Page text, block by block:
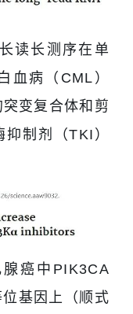
读长测序在单
血病（CML）
变复合体和剪
制剂（TKI）
癌中PIK3CA
基因上（顺式